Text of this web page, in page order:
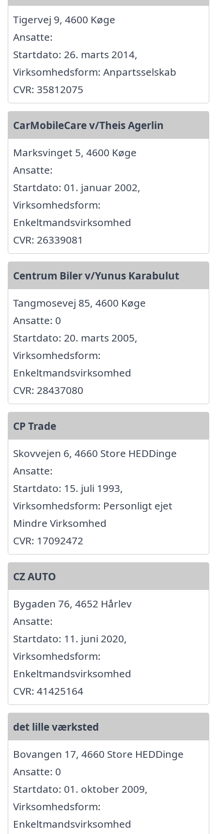
Tigervej 9, 4600 Køge
Ansatte:
Startdato: 26. marts 2014,
Virksomhedsform: Anpartsselskab
CVR: 35812075
CarMobileCare v/Theis Agerlin
Marksvinget 5, 4600 Køge
Ansatte:
Startdato: 01. januar 2002,
Virksomhedsform:
Enkeltmandsvirksomhed
CVR: 26339081
Centrum Biler v/Yunus Karabulut
Tangmosevej 85, 4600 Køge
Ansatte: 0
Startdato: 20. marts 2005,
Virksomhedsform:
Enkeltmandsvirksomhed
CVR: 28437080
CP Trade
Skovvejen 6, 4660 Store HEDDinge
Ansatte:
Startdato: 15. juli 1993,
Virksomhedsform: Personligt ejet
Mindre Virksomhed
CVR: 17092472
CZ AUTO
Bygaden 76, 4652 Hårlev
Ansatte:
Startdato: 11. juni 2020,
Virksomhedsform:
Enkeltmandsvirksomhed
CVR: 41425164
det lille værksted
Bovangen 17, 4660 Store HEDDinge
Ansatte: 0
Startdato: 01. oktober 2009,
Virksomhedsform:
Enkeltmandsvirksomhed